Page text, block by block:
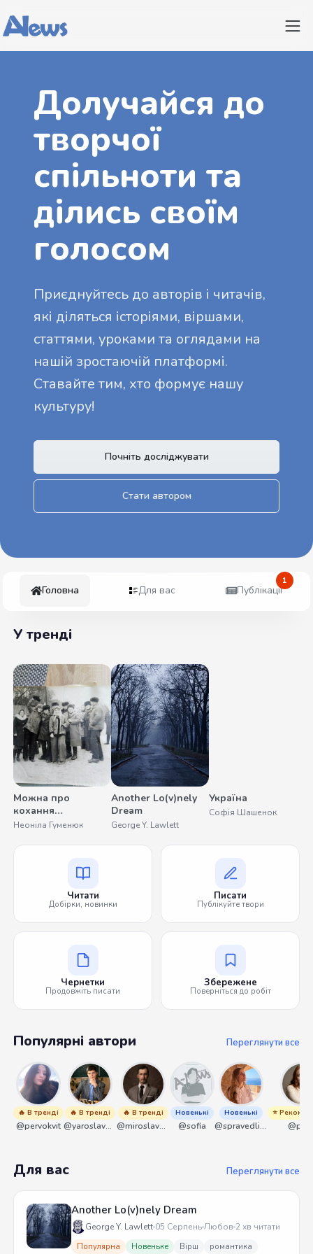
Долучайся до
творчої
спільноти та
ділись своїм
голосом
Приєднуйтесь до авторів і читачів,
які діляться історіями, віршами,
статтями, уроками та оглядами на
нашій зростаючій платформі.
Ставайте тим, хто формує нашу
культуру!
Почніть досліджувати
Стати автором
Головна Для вас Публікації
1
У тренді
Можна про
кохання
помовчати
Неоніла Гуменюк
Another Lo(v)nely
Dream
George Y. Lawlett
Україна
Софія Шашенок
Читати
Добірки, новинки
Писати
Публікуйте твори
Чернетки
Продовжіть писати
Збережене
Поверніться до робіт
Популярні автори Переглянути все
🔥 В тренді
@pervokvit
🔥 В тренді
@yaroslavbrunko
🔥 В тренді
@miroslavmaniyk
Новенькі
@sofia
Новенькі
@spravedliwa
⭐
Для вас Переглянути все
Another Lo(v)nely Dream
George Y. Lawlett 05 СерпеньЛюбов 2 хв читати
Популярна Новеньке Вірш романтика